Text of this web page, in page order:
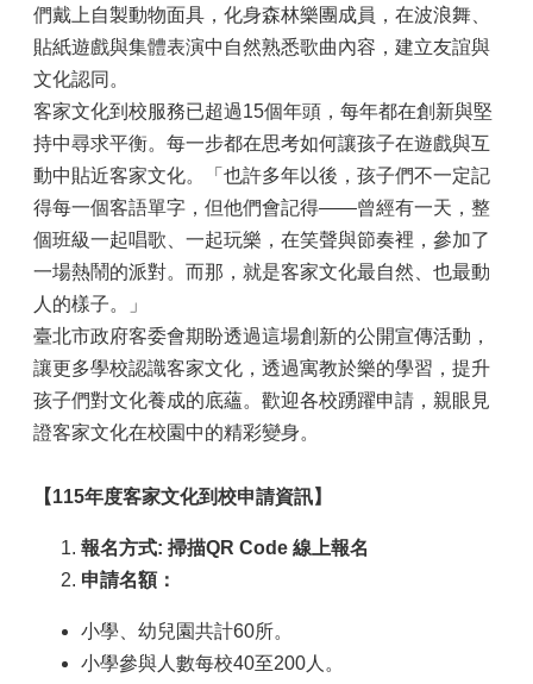
們戴上自製動物面具，化身森林樂團成員，在波浪舞、
貼紙遊戲與集體表演中自然熟悉歌曲內容，建立友誼與
文化認同。
客家文化到校服務已超過15個年頭，每年都在創新與堅
持中尋求平衡。每一步都在思考如何讓孩子在遊戲與互
動中貼近客家文化。「也許多年以後，孩子們不一定記
得每一個客語單字，但他們會記得——曾經有一天，整
個班級一起唱歌、一起玩樂，在笑聲與節奏裡，參加了
一場熱鬧的派對。而那，就是客家文化最自然、也最動
人的樣子。」
臺北市政府客委會期盼透過這場創新的公開宣傳活動，
讓更多學校認識客家文化，透過寓教於樂的學習，提升
孩子們對文化養成的底蘊。歡迎各校踴躍申請，親眼見
證客家文化在校園中的精彩變身。
【115年度客家文化到校申請資訊】
報名方式: 掃描QR Code 線上報名
申請名額：
小學、幼兒園共計60所。
小學參與人數每校40至200人。